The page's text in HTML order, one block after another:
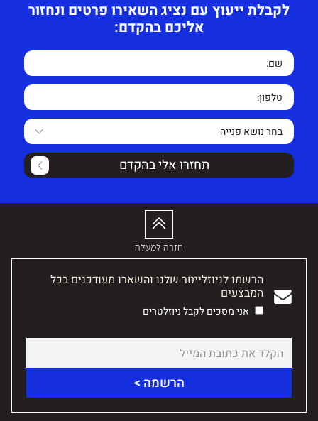
לקבלת ייעוץ עם נציג השאירו פרטים ונחזור
אליכם בהקדם:
תחזרו אלי בהקדם
חזרה למעלה
הרשמו לניוזלייטר שלנו והשארו מעודכנים בכל
המבצעים
אני מסכים לקבל ניוזלטרים